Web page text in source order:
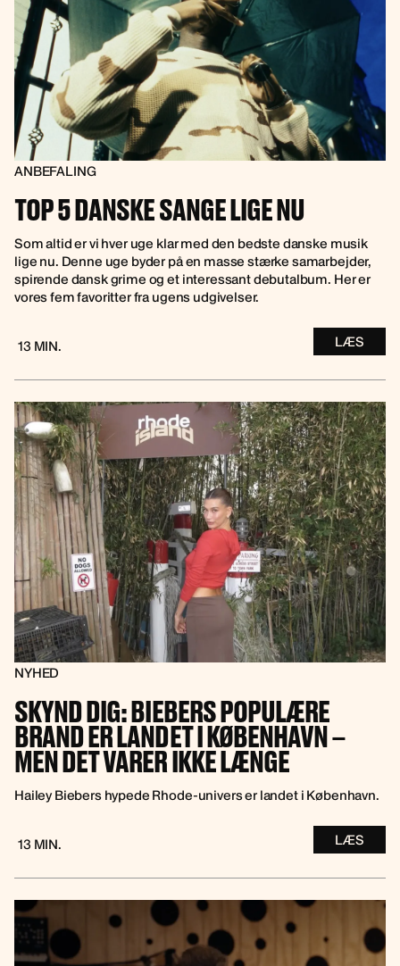
ANBEFALING
TOP 5 DANSKE SANGE LIGE NU
Som altid er vi hver uge klar med den bedste danske musik
lige nu. Denne uge byder på en masse stærke samarbejder,
spirende dansk grime og et interessant debutalbum. Her er
vores fem favoritter fra ugens udgivelser.
13 MIN. LÆS
NYHED
SKYND DIG: BIEBERS POPULÆRE
BRAND ER LANDET I KØBENHAVN –
MEN DET VARER IKKE LÆNGE
Hailey Biebers hypede Rhode-univers er landet i København.
13 MIN. LÆS